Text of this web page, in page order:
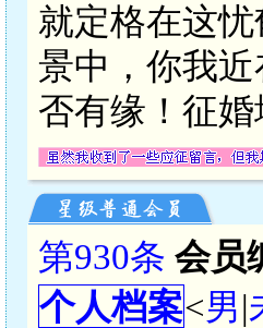
就定格在这
景中，你我
否有缘！征婚
第930条 会员
个人档案<男|